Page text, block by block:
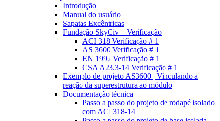
Introdução
Manual do usuário
Sapatas Excêntricas
Fundação SkyCiv – Verificação
ACI 318 Verificação # 1
AS 3600 Verificação # 1
EN 1992 Verificação # 1
CSA A23.3-14 Verificação # 1
Exemplo de projeto AS3600 | Vinculando a
reação da superestrutura ao módulo
Documentação técnica
Passo a passo do projeto de rodapé isolado
com ACI 318-14